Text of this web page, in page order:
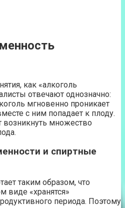
как «алкоголь
отвечают однозначно:
мгновенно проникает
с ним попадает к плоду.
возникнуть множество
и спиртные
таким образом, что
виде «хранятся»
периода. Поэтому